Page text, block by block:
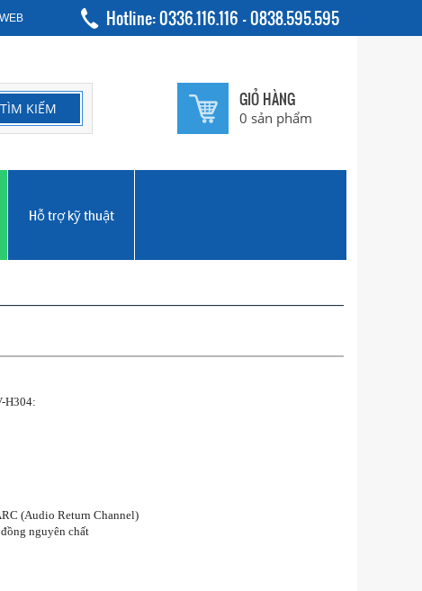
Hotline: 0336.116.116 - 0838.595.595
GIỎ HÀNG
0 sản phẩm
Hỗ trợ kỹ thuật
H304:
(Audio Return Channel)
nguyên chất